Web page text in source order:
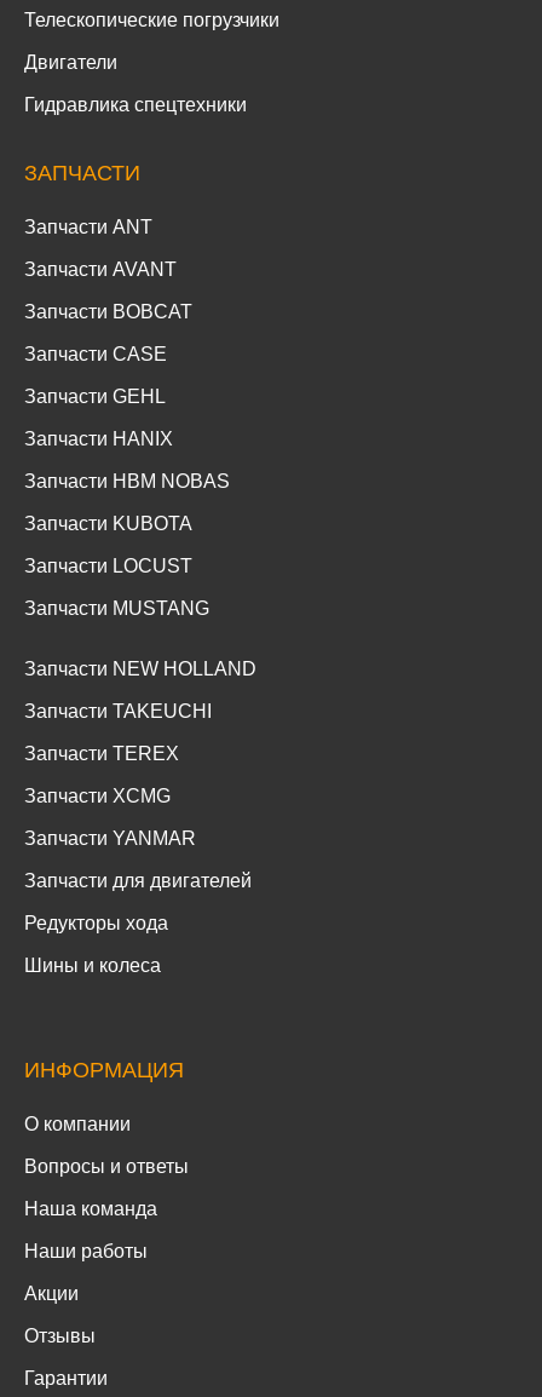
Телескопические погрузчики
Двигатели
Гидравлика спецтехники
ЗАПЧАСТИ
Запчасти ANT
Запчасти AVANT
Запчасти BOBCAT
Запчасти CASE
Запчасти GEHL
Запчасти HANIX
Запчасти HBM NOBAS
Запчасти KUBOTA
Запчасти LOCUST
Запчасти MUSTANG
Запчасти NEW HOLLAND
Запчасти TAKEUCHI
Запчасти TEREX
Запчасти XCMG
Запчасти YANMAR
Запчасти для двигателей
Редукторы хода
Шины и колеса
ИНФОРМАЦИЯ
О компании
Вопросы и ответы
Наша команда
Наши работы
Акции
Отзывы
Гарантии